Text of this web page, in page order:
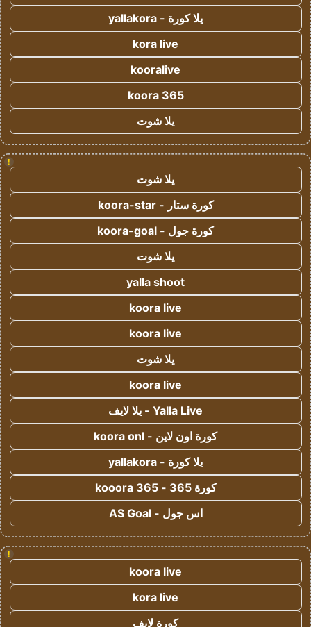
يلا كورة - yallakora
kora live
kooralive
koora 365
يلا شوت
!
يلا شوت
كورة ستار - koora-star
كورة جول - koora-goal
يلا شوت
yalla shoot
koora live
koora live
يلا شوت
koora live
Yalla Live - يلا لايف
كورة اون لاين - koora onl
يلا كورة - yallakora
كورة 365 - kooora 365
اس جول - AS Goal
!
koora live
kora live
كورة لايف